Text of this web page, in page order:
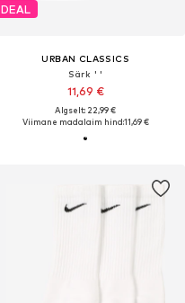
DEAL
URBAN CLASSICS
Särk ' '
11,69 €
Algselt: 22,99 €
Viimane madalaim hind:11,69 €